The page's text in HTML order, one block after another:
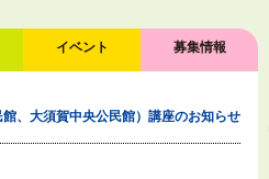
イベント 募集情報
、大須賀中央公民館）講座のお知らせ